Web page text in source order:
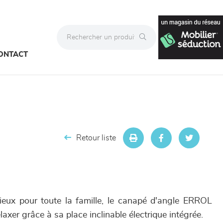
Retour liste
pour toute la famille, le canapé d'angle ERROL
grâce à sa place inclinable électrique intégrée.